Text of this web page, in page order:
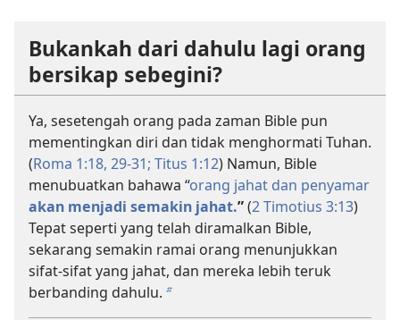
Bukankah dari dahulu lagi orang
bersikap sebegini?
Ya, sesetengah orang pada zaman Bible pun
mementingkan diri dan tidak menghormati Tuhan.
(Roma 1:18, 29-31; Titus 1:12) Namun, Bible
menubuatkan bahawa “orang jahat dan penyamar
akan menjadi semakin jahat.”(2 Timotius 3:13)
Tepat seperti yang telah diramalkan Bible,
sekarang semakin ramai orang menunjukkan
sifat-sifat yang jahat, dan mereka lebih teruk
berbanding dahulu. b